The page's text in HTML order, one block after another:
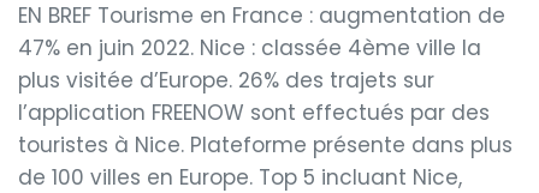
EN BREF Tourisme en France : augmentation de
47% en juin 2022. Nice : classée 4ème ville la
plus visitée d’Europe. 26% des trajets sur
l’application FREENOW sont effectués par des
touristes à Nice. Plateforme présente dans plus
de 100 villes en Europe. Top 5 incluant Nice,